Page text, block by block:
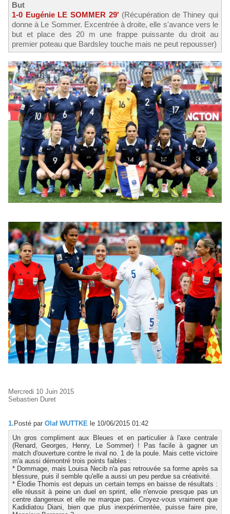
But
1-0 Eugénie LE SOMMER 29' (Récupération de Thiney qui
donne à Le Sommer. Excentrée à droite, elle s'avance vers le
but et place des 20 m une frappe puissante du droit au
premier poteau que Bardsley touche mais ne peut repousser)
Mercredi 10 Juin 2015
Sebastien Duret
1. Posté par Olaf WUTTKE le 10/06/2015 01:42
Un gros compliment aux Bleues et en particulier à l'axe centrale
(Renard, Georges, Henry, Le Sommer) ! Pas facile à gagner un
match d'ouverture contre le rival no. 1 de la poule. Mais cette victoire
m'a aussi démontré trois points faibles :
* Dommage, mais Louisa Necib n'a pas retrouvée sa forme après sa
blessure, puis il semble qu'elle a aussi un peu perdue sa créativité.
* Élodie Thomis est depuis un certain temps en baisse de résultats :
elle réussit à peine un duel en sprint, elle n'envoie presque pas un
centre dangereux et elle ne marque pas. Croyez-vous vraiment que
Kadidiatou Diani, bien que plus inexpérimentée, puisse faire pire,